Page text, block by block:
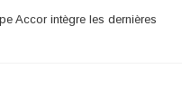
Accor intègre les dernières